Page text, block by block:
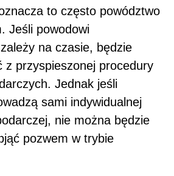
to często powództwo
Jeśli powodowi
na czasie, będzie
z przyspieszonej procedury
Jednak jeśli
sami indywidualnej
nie można będzie
pozwem w trybie